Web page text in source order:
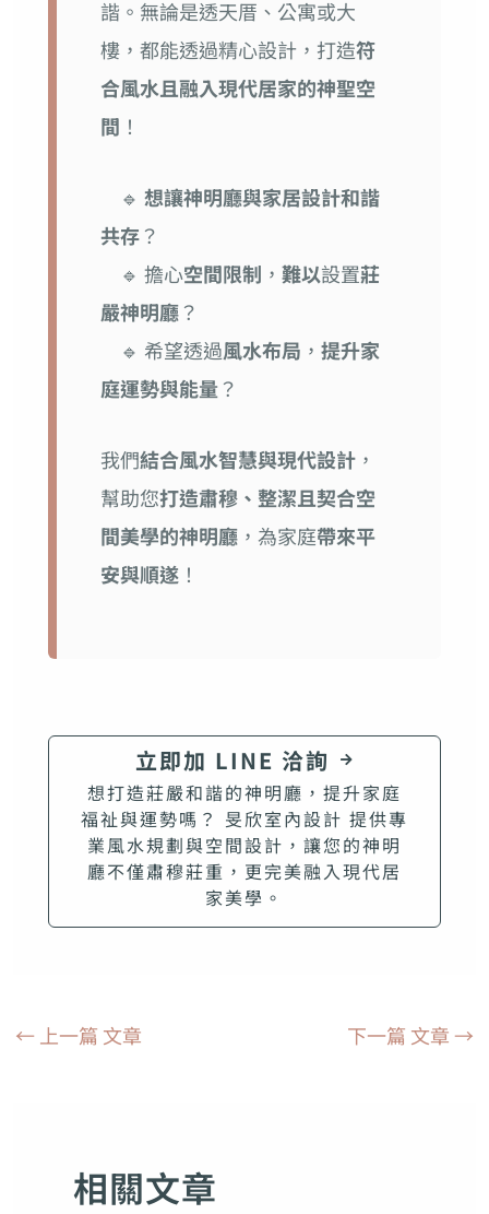
諧。無論是透天厝、公寓或大
樓，都能透過精心設計，打造符
合風水且融入現代居家的神聖空
間 ！
🔹 想讓神明廳與家居設計和諧
共存？
🔹 擔心空間限制 ， 難以設置莊
嚴神明廳？
🔹 希望透過風水布局 ， 提升家
庭運勢與能量？
我們結合風水智慧與現代設計，
幫助您打造肅穆、整潔且契合空
間美學的神明廳，為家庭帶來平
安與順遂！
立即加 LINE 洽詢
想打造莊嚴和諧的神明廳，提升家庭
福祉與運勢嗎？ 旻欣室內設計 提供專
業風水規劃與空間設計，讓您的神明
廳不僅肅穆莊重，更完美融入現代居
家美學。
←上一篇 文章 下一篇 文章→
相關文章